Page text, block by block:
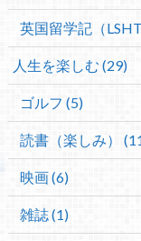
英国留学記（
人生を楽しむ (29)
ゴルフ (5)
読書（楽しみ）
映画 (6)
雑誌 (1)